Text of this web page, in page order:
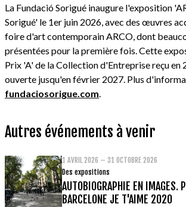
La Fundació Sorigué inaugure l'exposition
Sorigué' le 1er juin 2026, avec des œuvres
foire d'art contemporain ARCO, dont
présentées pour la première fois. Cette
Prix 'A' de la Collection d'Entreprise reçu en
ouverte jusqu'en février 2027. Plus
fundaciosorigue.com.
Autres événements à venir
1 AVRIL 2026 – 31 OCTOBRE 2026
Des expositions
AUTOBIOGRAPHIE EN IMAGES.
BARCELONE JE T'AIME 2020